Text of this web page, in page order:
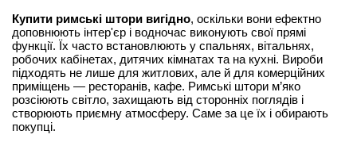
Купити римські штори вигідно, оскільки вони ефектно
доповнюють інтер'єр і водночас виконують свої прямі
функції. Їх часто встановлюють у спальнях, вітальнях,
робочих кабінетах, дитячих кімнатах та на кухні. Вироби
підходять не лише для житлових, але й для комерційних
приміщень — ресторанів, кафе. Римські штори м’яко
розсіюють світло, захищають від сторонніх поглядів і
створюють приємну атмосферу. Саме за це їх і обирають
покупці.